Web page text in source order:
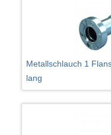
Metallschlauch 1
lang